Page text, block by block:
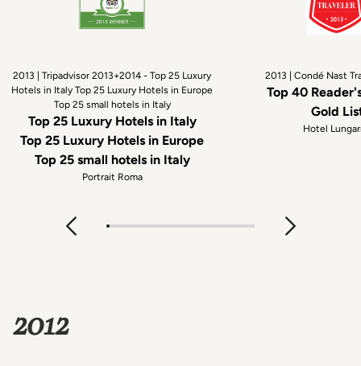
2013 | Tripadvisor 2013+2014 - Top 25 Luxury
Hotels in Italy Top 25 Luxury Hotels in Europe
Top 25 small hotels in Italy
Top 25 Luxury Hotels in Italy
Top 25 Luxury Hotels in Europe
Top 25 small hotels in Italy
Portrait Roma
2013 | Condé Nast
Top 40
Gold
Hotel
2012